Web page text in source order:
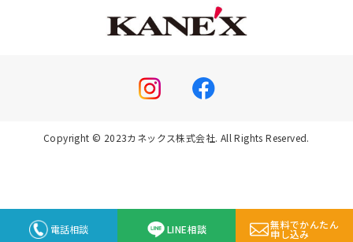
Copyright © 2023カネックス株式会社. All Rights Reserved.
電話相談 LINE相談 無料でかんたん
申し込み